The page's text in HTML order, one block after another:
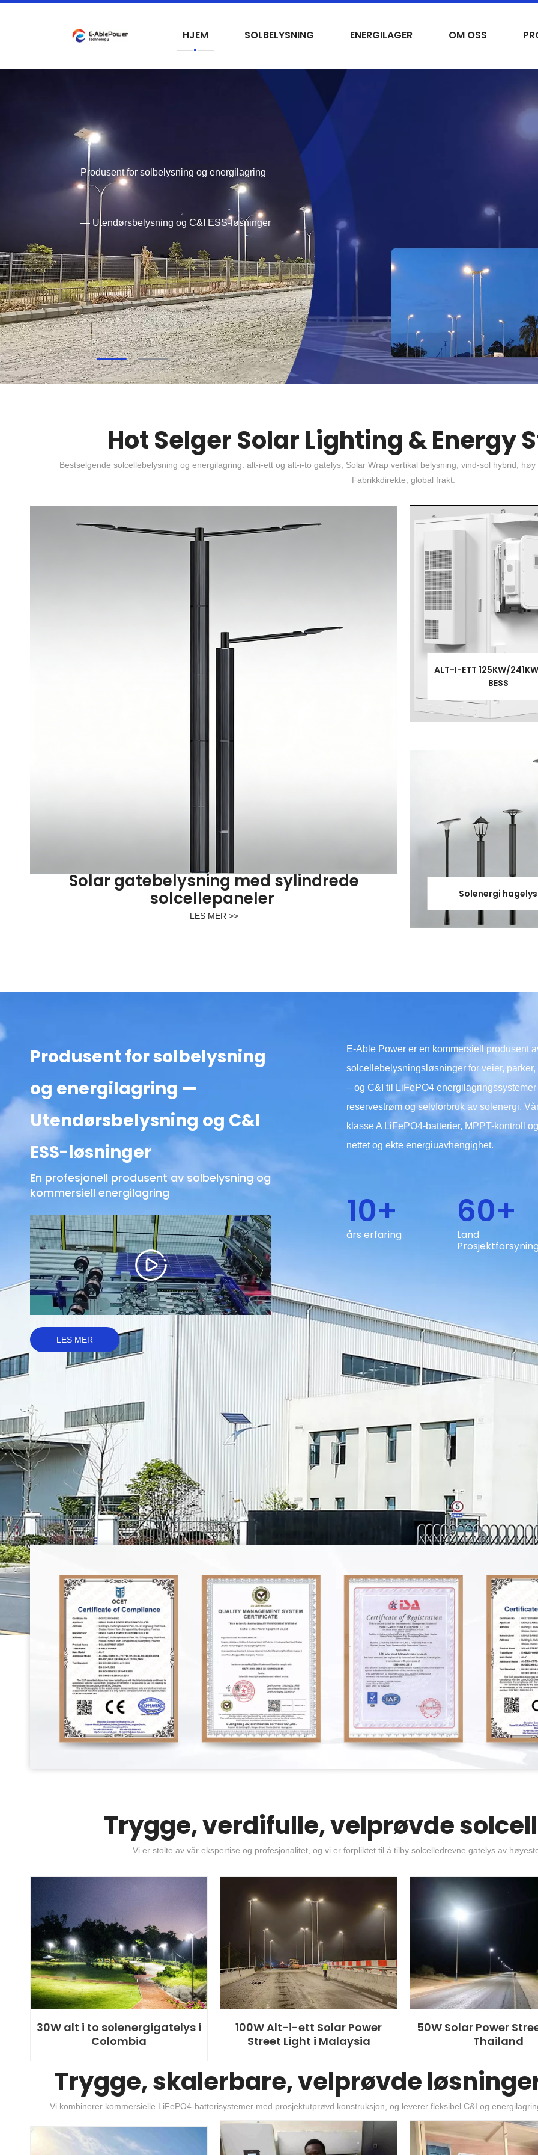
HJEM SOLBELYSNING ENERGILAGER OM OSS
Produsent for solbelysning og energilagring
— Utendørsbelysning og C&I ESS-løsninger
Hot Selger Solar Lighting & Energy
Bestselgende solcellebelysning og energilagring: alt-i-ett og alt-i-to gatelys, Solar Wrap vertikal belysning, vind-sol hybrid,
Fabrikkdirekte, global frakt.
Solar gatebelysning med sylindrede
solcellepaneler
LES MER >>
ALT-I-ETT 125KW/
BESS
Solenergi hagelys
Produsent for solbelysning
og energilagring —
Utendørsbelysning og C&I
ESS-løsninger
En profesjonell produsent av solbelysning og
kommersiell energilagring
LES MER
E-Able Power er en kommersiell produsent
solcellebelysningsløsninger for veier,
– og C&I til LiFePO4
reservestrøm og selvforbruk av solenergi.
klasse A LiFePO4-batterier, MPPT-kontroll
nettet og ekte energiuavhengighet.
10+
års erfaring
60+
Land
Trygge, verdifulle, velprøvde
Vi er stolte av vår ekspertise og profesjonalitet, og vi er forpliktet til å tilby solcelledrevne gatelys av
30W alt i to solenergigatelys i
Colombia
100W Alt-i-ett Solar Power
Street Light i Malaysia
50W Solar Power
Thailand
Trygge, skalerbare, velprøvde
Vi kombinerer kommersielle LiFePO4-batterisystemer med prosjektutprøvd konstruksjon, og leverer fleksibel C&I og